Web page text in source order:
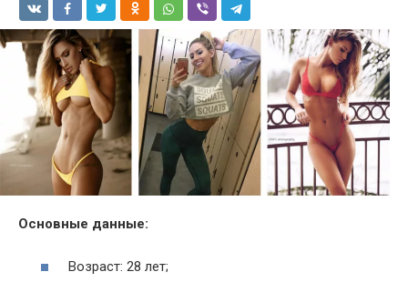
Основные данные:
Возраст: 28 лет;